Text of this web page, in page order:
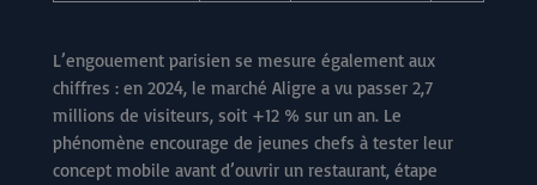
L’engouement parisien se mesure également aux
chiffres : en 2024, le marché Aligre a vu passer 2,7
millions de visiteurs, soit +12 % sur un an. Le
phénomène encourage de jeunes chefs à tester leur
concept mobile avant d’ouvrir un restaurant, étape